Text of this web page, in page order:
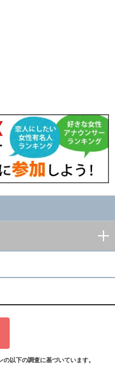
以下の調査に基づいています。